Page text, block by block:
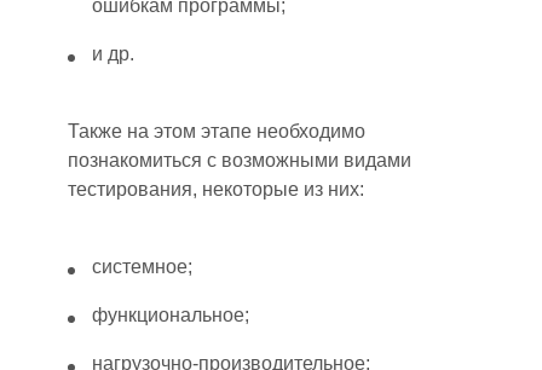
ошибкам программы;
и др.
Также на этом этапе необходимо
познакомиться с возможными видами
тестирования, некоторые из них:
системное;
функциональное;
нагрузочно-производительное;